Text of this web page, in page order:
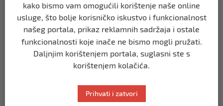
REGION
Mira se dvadeseti put cijepila protiv
gripe: ‘Zato da ne budem bolesna’
prije 10 mjeseci
REGION
Predsjednik Srbije Aleksandar Vučić
poslao vijenac: Posljednji pozdrav
Halidu
kako bismo vam omogućili korištenje naše online
usluge, što bolje korisničko iskustvo i funkcionalnost
našeg portala, prikaz reklamnih sadržaja i ostale
funkcionalnosti koje inače ne bismo mogli pružati.
Daljnjim korištenjem portala, suglasni ste s
korištenjem kolačića.
Prihvati i zatvori